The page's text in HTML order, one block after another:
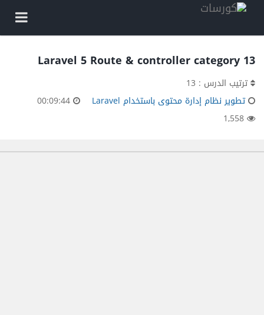
13 Laravel 5 Route & controller category
ترتيب الدرس : 13
تطوير نظام إدارة محتوى باستخدام Laravel